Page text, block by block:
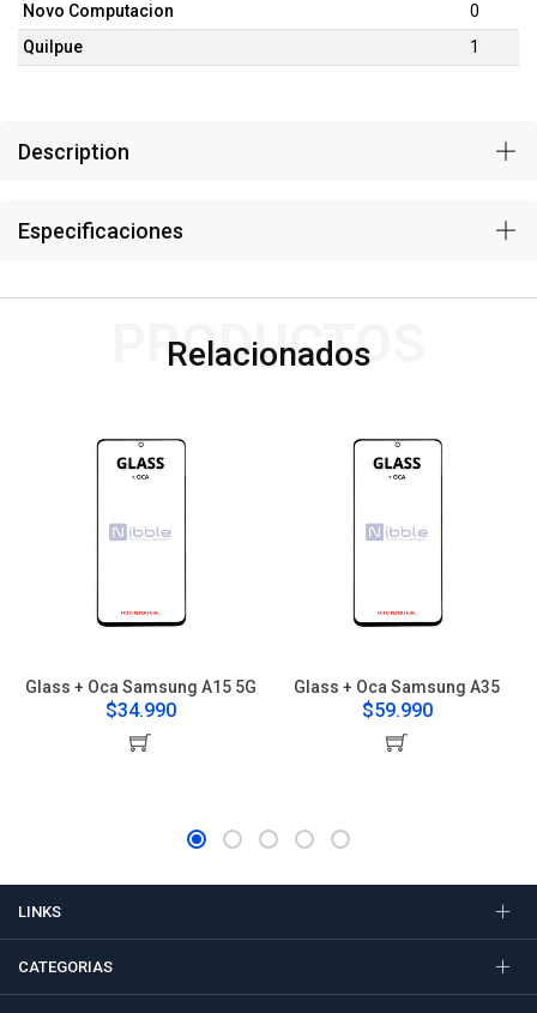
Novo Computacion
0
Quilpue
1
Description
Especificaciones
Relacionados
PRODUCTOS
Glass + Oca Samsung A15 5G
$34.990
Glass + Oca Samsung A35
$59.990
LINKS
CATEGORIAS